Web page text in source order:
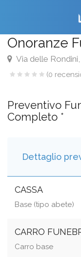
Onoranze
Via delle
(0
Preventivo
Completo *
Dettaglio
CASSA
Base (tipo abete)
CARRO
Carro base